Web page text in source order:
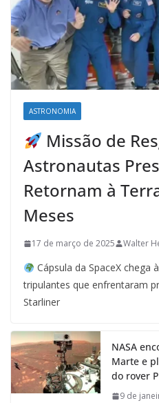
ASTRONOMIA
Missão de
Astronautas
Retornam à
Meses
17 de março de 2025 Walter
Cápsula da SpaceX chega
tripulantes que enfrentaram
Starliner
NASA
Marte e
do rover
9 de